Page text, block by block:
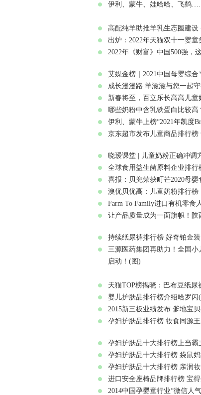
伊利、蒙牛、娃哈哈、飞鹤
高配纯羊助推羊乳生态圈建
出炉：2022年天猫双十一婴
2022年《财富》中国500强，
艾媒金榜｜2021中国母婴综
成长漫漫路 羊滋滋与您一起
新春将至，百立乐长高高儿
哪些奶粉中含乳铁蛋白比较
伊利、蒙牛上榜“2021年凯度
京东超市发布儿童商品排行
晓瑷课堂 | 儿童奶粉正确冲调
全球食用益生菌原料企业排行
喜报：贝兜荣获町芒2020母
澳优贝优高：儿童奶粉排行
Farm To Family进口有机零食
让产品质量成为一面旗帜！
持续纸尿裤排行榜 好奇铂金
三源医药集团再助力！全国小
启动！(图)
天猫TOP榜揭晓：巴布豆纸
婴儿护肤品排行榜介绍哈罗闪
2015新三板业绩发布 爹地宝
孕妇护肤品排行榜 妆食同源
孕妇护肤品十大排行榜上当
孕妇护肤品十大排行榜 袋鼠
孕妇护肤品十大排行榜 亲润
进口安全座椅品牌排行榜 宝
2014中国孕婴童行业“微信人